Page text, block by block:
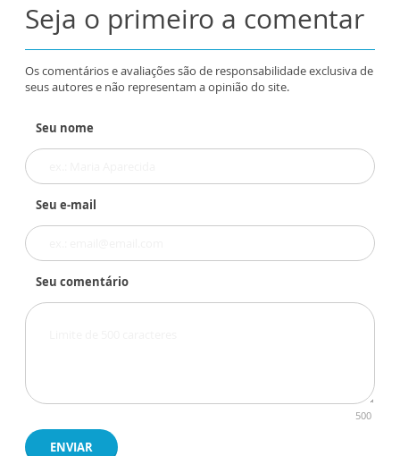
Seja o primeiro a comentar
Os comentários e avaliações são de responsabilidade exclusiva de
seus autores e não representam a opinião do site.
Seu nome
Seu e-mail
Seu comentário
500
ENVIAR